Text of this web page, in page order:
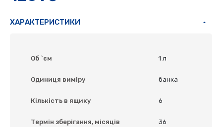
ХАРАКТЕРИСТИКИ
Об `єм 1 л
Одиниця виміру банка
Кількість в ящику 6
Термін зберігання, місяців 36